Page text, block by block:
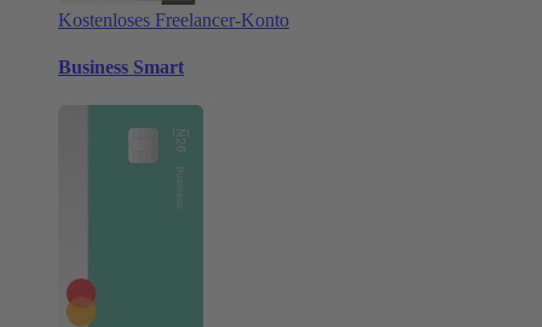
Kostenloses Freelancer-Konto
Business Smart